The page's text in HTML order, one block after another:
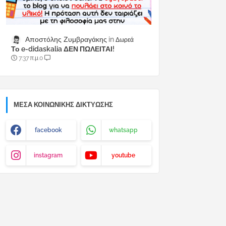
Αποστόλης Ζυμβραγάκης Δωρεά
Το e-didaskalia ΔΕΝ ΠΩΛΕΙΤΑΙ!
7:37 π.μ.0
ΜΈΣΑ ΚΟΙΝΩΝΙΚΉΣ ΔΙΚΤΎΩΣΗΣ
facebook whatsapp
instagram youtube